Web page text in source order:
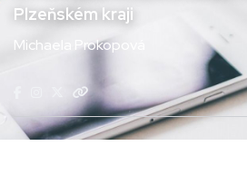
Plzeňském kraji
Michaela Prokopová